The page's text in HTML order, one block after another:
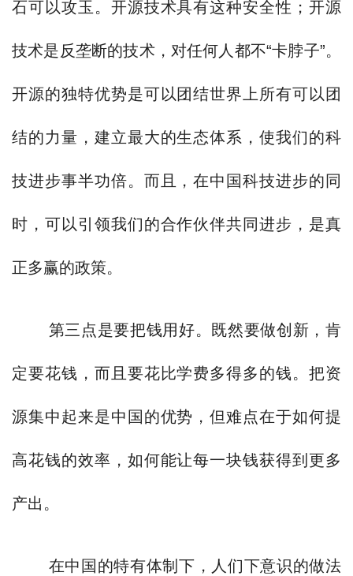
石可以攻玉。开源技术具有这种安全性；开源
技术是反垄断的技术，对任何人都不“卡脖子”。
开源的独特优势是可以团结世界上所有可以团
结的力量，建立最大的生态体系，使我们的科
技进步事半功倍。而且，在中国科技进步的同
时，可以引领我们的合作伙伴共同进步，是真
正多赢的政策。
第三点是要把钱用好。既然要做创新，肯
定要花钱，而且要花比学费多得多的钱。把资
源集中起来是中国的优势，但难点在于如何提
高花钱的效率，如何能让每一块钱获得到更多
产出。
在中国的特有体制下，人们下意识的做法